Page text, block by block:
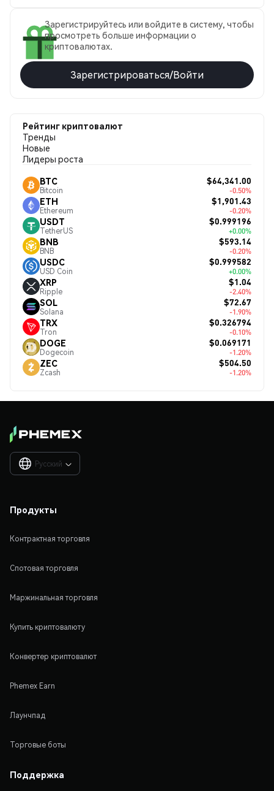
Зарегистрируйтесь или войдите в систему, чтобы
просмотреть больше информации о
криптовалютах.
Зарегистрироваться/Войти
Рейтинг криптовалют
Тренды
Новые
Лидеры роста
BTC
Bitcoin
$64,341.00
-0.50%
ETH
Ethereum
$1,901.43
-0.20%
USDT
TetherUS
$0.999196
+0.00%
BNB
BNB
$593.14
-0.20%
USDC
USD Coin
$0.999582
+0.00%
XRP
Ripple
$1.04
-2.40%
SOL
Solana
$72.67
-1.90%
TRX
Tron
$0.326794
-0.10%
DOGE
Dogecoin
$0.069171
-1.20%
ZEC
Zcash
$504.50
-1.20%
Русский 
Продукты
Контрактная торговля
Спотовая торговля
Маржинальная торговля
Купить криптовалюту
Конвертер криптовалют
Phemex Earn
Лаунчпад
Торговые боты
Поддержка